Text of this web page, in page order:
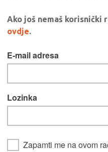
Ako još nemaš korisnički
ovdje.
E-mail adresa
Lozinka
Zapamti me na ovom